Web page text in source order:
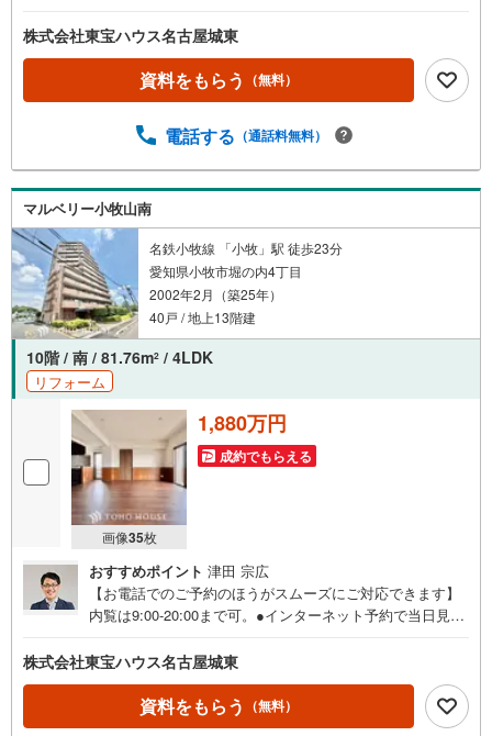
（2）本日～4日以内をご希望の方は「ご要望・ご質問欄」
に希望日時をご記入ください！《東宝ハウス名古屋城東の
こだわり》スタッフ一同、すべてのお客様に対して、自分
の家族や仲の良い友人に対するときと同じ気持ちで接客さ
と出会い、住宅ローンやその他のサービスの内容にもご満
だきます。私たちが携わる不動産ビジネスでは安全で安心
な取引を実現することはプロとしての使命です。営業スタ
ッフを管理職が常にサポートする体制で、ダブルチェック
はもちろん何度も報告と確認を繰り返し、取引の安全性を
追求しています。ご覧いただきありがとうございます！
株式会社東宝ハウス名古屋城東
資料をもらう （無料）
電話する （通話料無料）
マルベリー小牧山南
名鉄小牧線 「小牧」駅 徒歩23分
愛知県小牧市堀の内4丁目
2002年2月（築25年）
40戸 / 地上13階建
10階 / 南 / 81.76m2 / 4LDK
リフォーム
画像35枚
1,880万円
成約でもらえる
おすすめポイント 津田 宗広
【お電話でのご予約のほうがスムーズにご対応できます】
内覧は9:00-20:00まで可。●インターネット予約で当日見学
（2）本日～4日以内をご希望の方は「ご要望・ご質問欄」
に希望日時をご記入ください！《東宝ハウス名古屋城東の
こだわり》スタッフ一同、すべてのお客様に対して、自分
の家族や仲の良い友人に対するときと同じ気持ちで接客さ
株式会社東宝ハウス名古屋城東
資料をもらう （無料）